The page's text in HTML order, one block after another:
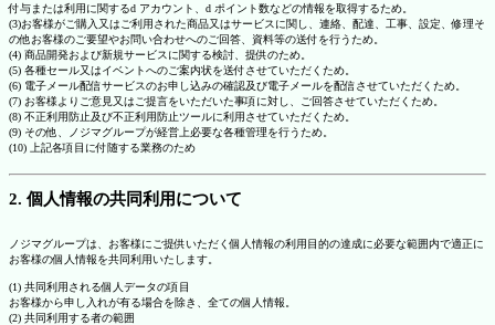
付与または利用に関するd アカウント、d ポイント数などの情報を取得するため。
(3)お客様がご購入又はご利用された商品又はサービスに関し、連絡、配達、工事、設定、修理そ
の他お客様のご要望やお問い合わせへのご回答、資料等の送付を行うため。
(4) 商品開発および新規サービスに関する検討、提供のため。
(5) 各種セール又はイベントへのご案内状を送付させていただくため。
(6) 電子メール配信サービスのお申し込みの確認及び電子メールを配信させていただくため。
(7) お客様よりご意見又はご提言をいただいた事項に対し、ご回答させていただくため。
(8) 不正利用防止及び不正利用防止ツールに利用させていただくため。
(9) その他、ノジマグループが経営上必要な各種管理を行うため。
(10) 上記各項目に付随する業務のため
2. 個人情報の共同利用について
ノジマグループは、お客様にご提供いただく個人情報の利用目的の達成に必要な範囲内で適正に
お客様の個人情報を共同利用いたします。
(1) 共同利用される個人データの項目
お客様から申し入れが有る場合を除き、全ての個人情報。
(2) 共同利用する者の範囲